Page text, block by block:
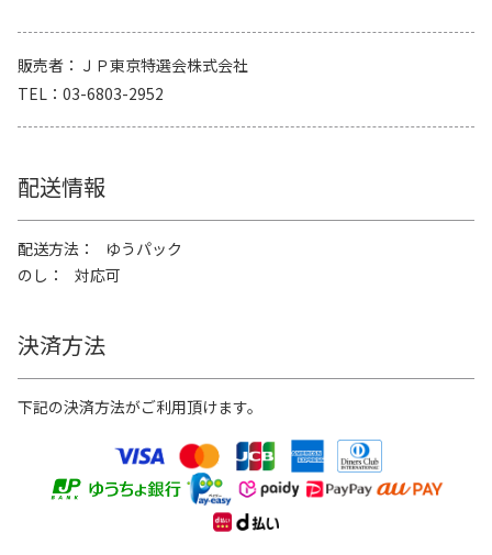
販売者
ＪＰ東京特選会株式会社
TEL
03-6803-2952
配送情報
配送方法
ゆうパック
のし
対応可
決済方法
下記の決済方法がご利用頂けます。